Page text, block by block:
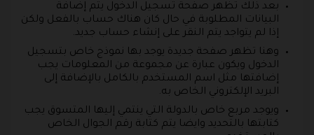
بعد ذلك تظهر صفحة تسجيل الدخول يتم إضافة
البيانات المطلوبة في حال كان هناك حساب بالفعل ولكن
إذا لم يتواجد يتم النقر على إنشاء حساب جديد.
وهنا تظهر صفحة جديدة يوجد بها نموذج خاص بتسجيل
الدخول ويكون عبارة عن مجموعة من المعلومات يجب
إضافتها مثل اسم المستخدم بالكامل بالإضافة إلى
البريد الإلكتروني الخاص به.
ويوجد مربع خاص بالدولة التي ينتمي إليها المتسوق يجب
كتابتها بالتحديد وايضا يتم كتابة رقم الجوال الخاص